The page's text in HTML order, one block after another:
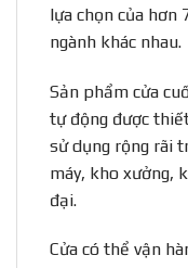
lựa chọn của hơn
ngành khác nhau.
Sản phẩm cửa
tự động được
sử dụng rộng rãi
máy, kho xưởng,
đại.
Cửa có thể vận